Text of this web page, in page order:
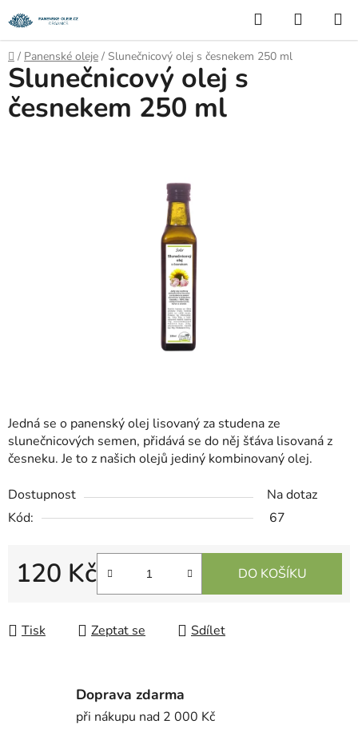
na
obsah
Hledat
KOŠÍK
Domů
/ Panenské oleje / Slunečnicový olej s česnekem 250 ml
Jedná se o panenský olej lisovaný za studena ze
slunečnicových semen, přidává se do něj šťáva lisovaná z
česneku. Je to z našich olejů jediný kombinovaný olej.
Dostupnost
Na dotaz
Kód:
67
120 Kč DO KOŠÍKU
Tisk Zeptat se Sdílet
Slunečnicový olej s
česnekem 250 ml
Doprava zdarma
při nákupu nad 2 000 Kč